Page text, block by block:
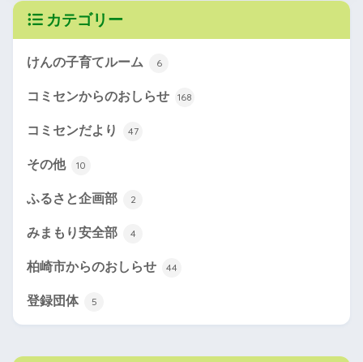
カテゴリー
けんの子育てルーム 6
コミセンからのおしらせ 168
コミセンだより 47
その他 10
ふるさと企画部 2
みまもり安全部 4
柏崎市からのおしらせ 44
登録団体 5